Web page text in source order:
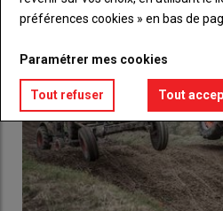
préférences cookies » en bas de
Paramétrer mes cookies
Tout refuser Tout